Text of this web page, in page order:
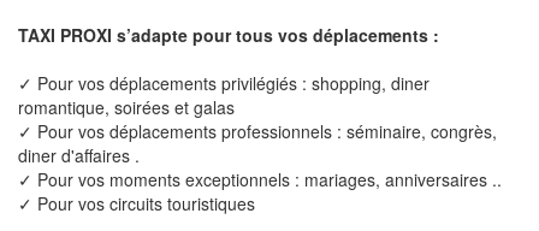
TAXI PROXI s’adapte pour tous vos déplacements :
✓ Pour vos déplacements privilégiés : shopping, diner
romantique, soirées et galas
✓ Pour vos déplacements professionnels : séminaire, congrès,
diner d'affaires .
✓ Pour vos moments exceptionnels : mariages, anniversaires ..
✓ Pour vos circuits touristiques